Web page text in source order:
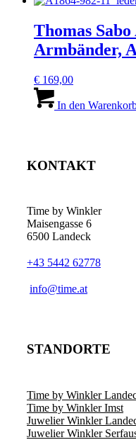
Thomas
Armbänder,
€ 169,00
In den
KONTAKT
Time by Winkler
Maisengasse 6
6500 Landeck
+43 5442 62778
­info@time.at
STANDORTE
Time by Winkler
Time by Winkler Imst
Juwelier Winkler
Juwelier Winkler